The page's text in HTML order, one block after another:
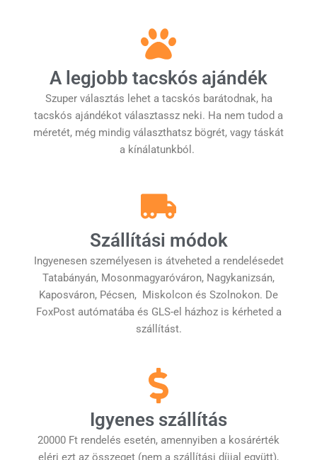
A legjobb tacskós ajándék
Szuper választás lehet a tacskós barátodnak, ha
tacskós ajándékot választassz neki. Ha nem tudod a
méretét, még mindig választhatsz bögrét, vagy táskát
a kínálatunkból.
Szállítási módok
Ingyenesen személyesen is átveheted a rendelésedet
Tatabányán, Mosonmagyaróváron, Nagykanizsán,
Kaposváron, Pécsen, Miskolcon és Szolnokon. De
FoxPost autómatába és GLS-el házhoz is kérheted a
szállítást.
Igyenes szállítás
20000 Ft rendelés esetén, amennyiben a kosárérték